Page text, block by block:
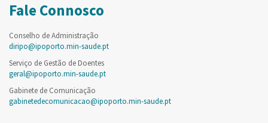
Fale Connosco
Conselho de Administração
diripo@ipoporto.min-saude.pt
Serviço de Gestão de Doentes
geral@ipoporto.min-saude.pt
Gabinete de Comunicação
gabinetedecomunicacao@ipoporto.min-saude.pt